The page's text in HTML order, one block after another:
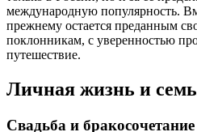
международную популярность.
прежнему остается преданным
поклонникам, с уверенностью
путешествие.
Личная жизнь и
Свадьба и бракосочетание